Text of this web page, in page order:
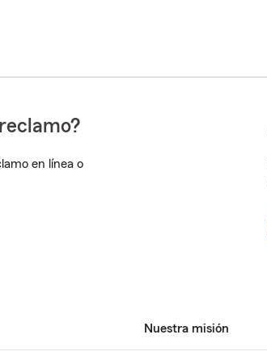
en línea o
Nuestra misión